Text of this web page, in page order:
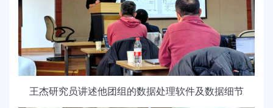
王杰研究员讲述他团组的数据处理软件及数据细节